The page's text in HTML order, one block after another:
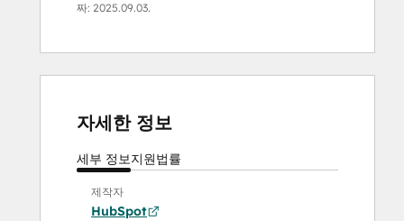
짜: 2025.09.03.
자세한 정보
세부 정보지원법률
제작자
HubSpot